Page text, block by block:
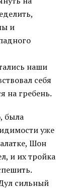
и
наши
себя
на гребень.
была
уже
Шон
и их тройка
сильный